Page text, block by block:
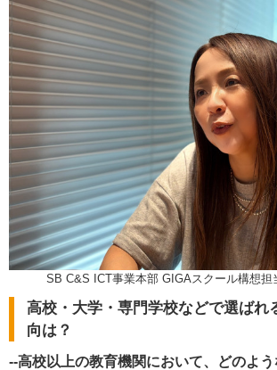
SB C&S ICT事業本部 GIGAスクール構想
高校・大学・専門学校などで選ばれ
向は？
--高校以上の教育機関において、どのよ